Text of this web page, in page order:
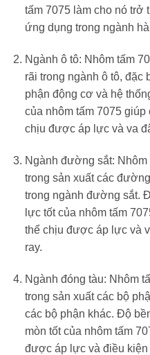
tấm 7075 làm cho nó trở
ứng dụng trong ngành
Ngành ô tô: Nhôm tấm
rãi trong ngành ô tô, đặc
phận động cơ và hệ
của nhôm tấm 7075
chịu được áp lực và va
Ngành đường sắt:
trong sản xuất các
trong ngành đường sắt.
lực tốt của nhôm tấm
thể chịu được áp lực và
ray.
Ngành đóng tàu: Nhôm
trong sản xuất các bộ
các bộ phận khác. Độ
mòn tốt của nhôm tấm
được áp lực và điều kiện